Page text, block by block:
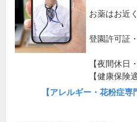
お薬はお近
登園許可証
【夜間休日
【健康保険
【アレルギー・花粉症